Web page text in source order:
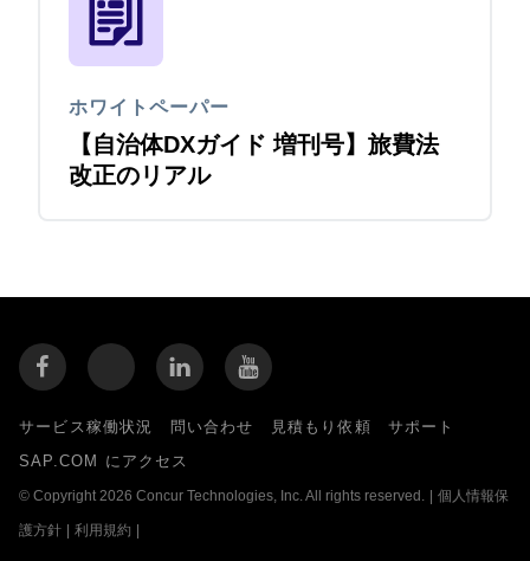
ホワイトペーパー
【自治体DXガイド 増刊号】旅費法
改正のリアル
サービス稼働状況 問い合わせ 見積もり依頼
サポート
SAP.COM にアクセス
© Copyright 2026 Concur Technologies, Inc. All rights reserved. 個人情報保
護方針 利用規約